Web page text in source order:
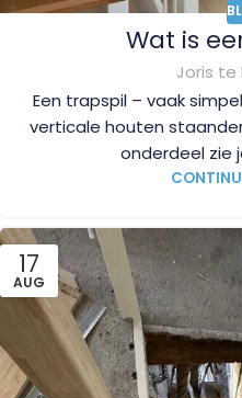
Wat is
Joris te
Een trapspil – vaak
verticale houten
onderdeel zie
17
AUG